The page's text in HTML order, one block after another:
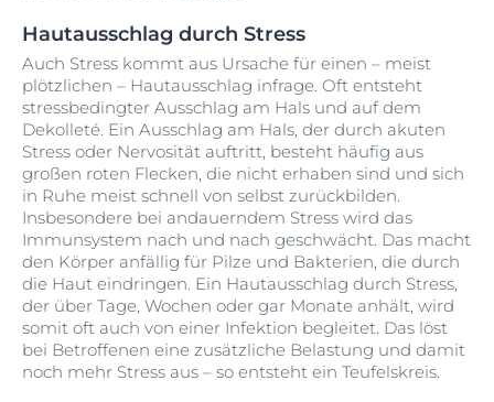
Hautausschlag durch Stress
Auch Stress kommt aus Ursache für einen – meist
plötzlichen – Hautausschlag infrage. Oft entsteht
stressbedingter Ausschlag am Hals und auf dem
Dekolleté. Ein Ausschlag am Hals, der durch akuten
Stress oder Nervosität auftritt, besteht häufig aus
großen roten Flecken, die nicht erhaben sind und sich
in Ruhe meist schnell von selbst zurückbilden.
Insbesondere bei andauerndem Stress wird das
Immunsystem nach und nach geschwächt. Das macht
den Körper anfällig für Pilze und Bakterien, die durch
die Haut eindringen. Ein Hautausschlag durch Stress,
der über Tage, Wochen oder gar Monate anhält, wird
somit oft auch von einer Infektion begleitet. Das löst
bei Betroffenen eine zusätzliche Belastung und damit
noch mehr Stress aus – so entsteht ein Teufelskreis.